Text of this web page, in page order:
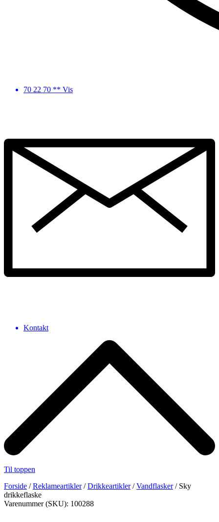
70 22 70 ** Vis
Kontakt
Til toppen
Forside /Reklameartikler/Drikkeartikler/Vandflasker/ Sky
drikkeflaske
Varenummer (SKU): 100288